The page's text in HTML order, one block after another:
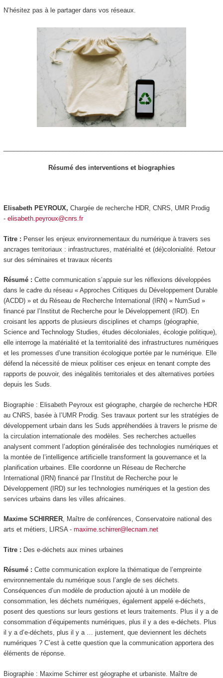
N’hésitez pas à le partager dans vos réseaux.
Résumé des interventions et biographies
Elisabeth PEYROUX, Chargée de recherche HDR, CNRS, UMR Prodig
- elisabeth.peyroux@cnrs.fr
Titre : Penser les enjeux environnementaux du numérique à travers ses
ancrages territoriaux : infrastructures, matérialité et (dé)colonialité. Retour
sur des séminaires et travaux récents
Résumé : Cette communication s’appuie sur les réflexions développées
dans le cadre du réseau « Approches Critiques du Développement Durable
(ACDD) » et du Réseau de Recherche International (IRN) « NumSud »
financé par l’Institut de Recherche pour le Développement (IRD). En
croisant les apports de plusieurs disciplines et champs (géographie,
Science and Technology Studies, études décoloniales, écologie politique),
elle interroge la matérialité et la territorialité des infrastructures numériques
et les promesses d’une transition écologique portée par le numérique. Elle
défend la nécessité de mieux politiser ces enjeux en tenant compte des
rapports de pouvoir, des inégalités territoriales et des alternatives portées
depuis les Suds.
Biographie : Elisabeth Peyroux est géographe, chargée de recherche HDR
au CNRS, basée à l’UMR Prodig. Ses travaux portent sur les stratégies de
développement urbain dans les Suds appréhendées à travers le prisme de
la circulation internationale des modèles. Ses recherches actuelles
analysent comment l’adoption généralisée des technologies numériques et
la montée de l’intelligence artificielle transforment la gouvernance et la
planification urbaines. Elle coordonne un Réseau de Recherche
International (IRN) financé par l’Institut de Recherche pour le
Développement (IRD) sur les technologies numériques et la gestion des
services urbains dans les villes africaines.
Maxime SCHIRRER, Maître de conférences, Conservatoire national des
arts et métiers, LIRSA - maxime.schirrer@lecnam.net
Titre : Des e-déchets aux mines urbaines
Résumé : Cette communication explore la thématique de l’empreinte
environnementale du numérique sous l’angle de ses déchets.
Conséquences d’un modèle de production ajouté à un modèle de
consommation, les déchets numériques, également appelé e-déchets,
posent des questions sur leurs gestions et leurs traitements. Plus il y a de
consommation d’équipements numériques, plus il y a des e-déchets. Plus
il y a d’e-déchets, plus il y a … justement, que deviennent les déchets
numériques ? C’est à cette question que la communication apportera des
éléments de réponse.
Biographie : Maxime Schirrer est géographe et urbaniste. Maître de